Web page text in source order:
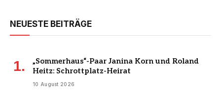
NEUESTE BEITRÄGE
„Sommerhaus“-Paar Janina Korn und Roland
Heitz: Schrottplatz-Heirat
10 August 2026